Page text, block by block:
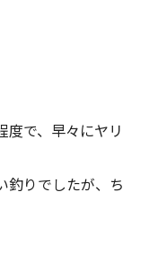
度で、早々にヤリ
釣りでしたが、ち